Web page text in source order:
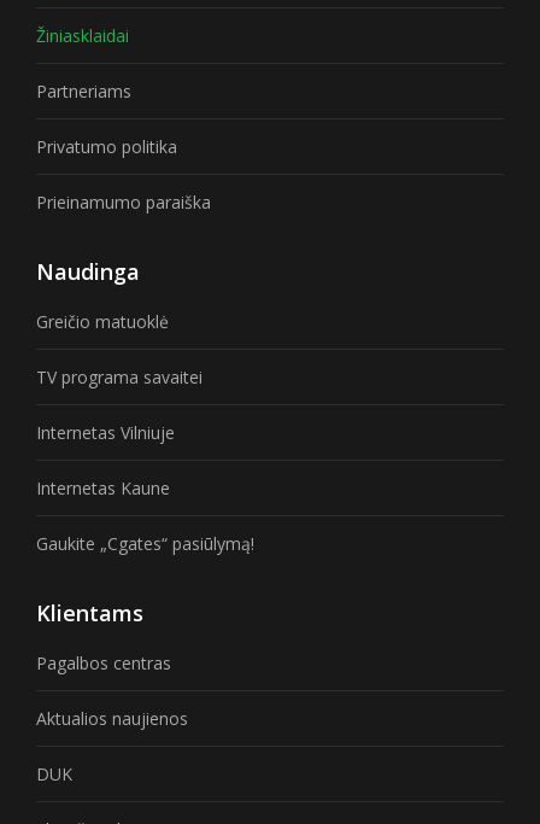
Žiniasklaidai
Partneriams
Privatumo politika
Prieinamumo paraiška
Naudinga
Greičio matuoklė
TV programa savaitei
Internetas Vilniuje
Internetas Kaune
Gaukite „Cgates“ pasiūlymą!
Klientams
Pagalbos centras
Aktualios naujienos
DUK